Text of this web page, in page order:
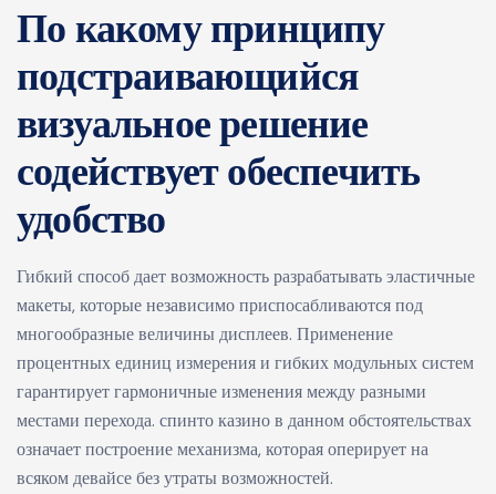
По какому принципу
подстраивающийся
визуальное решение
содействует обеспечить
удобство
Гибкий способ дает возможность разрабатывать эластичные
макеты, которые независимо приспосабливаются под
многообразные величины дисплеев. Применение
процентных единиц измерения и гибких модульных систем
гарантирует гармоничные изменения между разными
местами перехода. спинто казино в данном обстоятельствах
означает построение механизма, которая оперирует на
всяком девайсе без утраты возможностей.